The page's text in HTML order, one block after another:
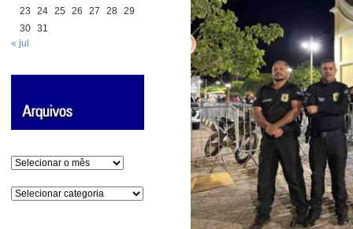
23
24 25 26 27 28 29
30 31
« jul
Arquivos
Categorias